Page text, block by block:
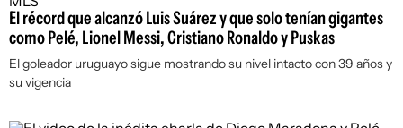
El récord que alcanzó Luis Suárez y que solo tenían gigantes
como Pelé, Lionel Messi, Cristiano Ronaldo y Puskas
El goleador uruguayo sigue mostrando su nivel intacto con 39 años y
su vigencia